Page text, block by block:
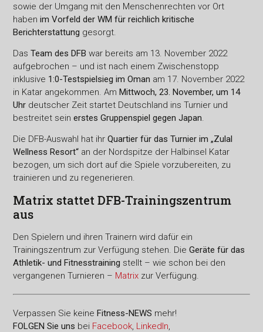
sowie der Umgang mit den Menschenrechten vor Ort
habenim Vorfeld der WM für reichlich kritische
Berichterstattung gesorgt.
DasTeam des DFB war bereits am 13. November 2022
aufgebrochen – und ist nach einem Zwischenstopp
inklusive 1:0-Testspielsieg im Oman am 17. November 2022
in Katar angekommen. Am Mittwoch, 23. November, um 14
Uhr deutscher Zeit startet Deutschland ins Turnier und
bestreitet seinerstes Gruppenspiel gegen Japan.
Die DFB-Auswahl hat ihrQuartier für das Turnier im „Zulal
Wellness Resort“ an der Nordspitze der Halbinsel Katar
bezogen, um sich dort auf die Spiele vorzubereiten, zu
trainieren und zu regenerieren.
Matrix stattet DFB-Trainingszentrum
aus
Den Spielern und ihren Trainern wird dafür ein
Trainingszentrum zur Verfügung stehen. DieGeräte für das
Athletik- und Fitnesstraining stellt – wie schon bei den
vergangenen Turnieren – Matrix zur Verfügung.
Verpassen Sie keineFitness-NEWS mehr!
FOLGEN Sie uns bei Facebook, LinkedIn,